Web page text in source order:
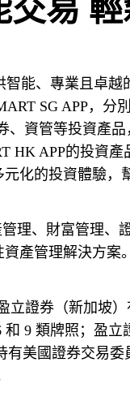
交易
SG APP，
資管等投資產
HK APP的投資
化的投資體驗，
產管理解決方案。
9 類牌照；盈
美國證券交易